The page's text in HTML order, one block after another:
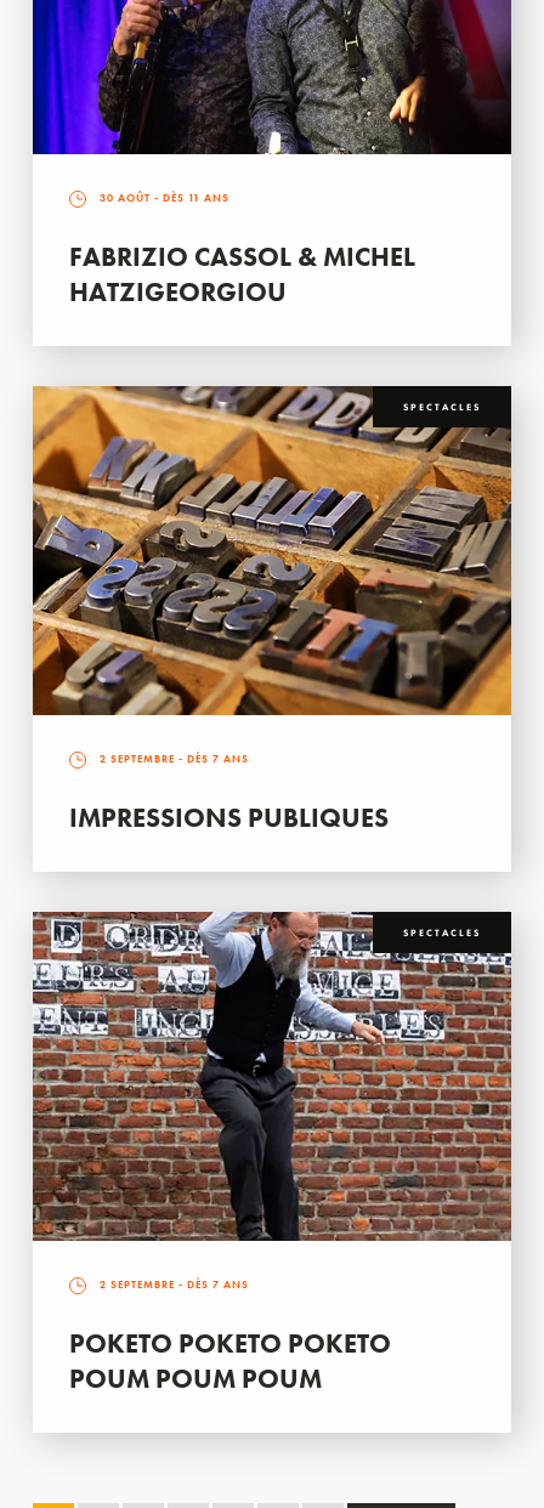
30 AOÛT - DÈS 11 ANS
FABRIZIO CASSOL & MICHEL
HATZIGEORGIOU
SPECTACLES
2 SEPTEMBRE - DÈS 7 ANS
IMPRESSIONS PUBLIQUES
SPECTACLES
2 SEPTEMBRE - DÈS 7 ANS
POKETO POKETO POKETO
POUM POUM POUM